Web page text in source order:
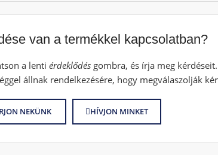
van a termékkel kapcsolatban?
a lenti érdeklődés gombra, és írja meg
állnak rendelkezésére, hogy megválaszolják
NEKÜNK HÍVJON MINKET